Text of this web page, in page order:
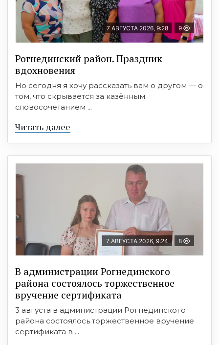
7 АВГУСТА 2026, 9:28 9
Рогнединский район. Праздник
вдохновения
Но сегодня я хочу рассказать вам о другом — о
том, что скрывается за казённым
словосочетанием ...
Читать далее
7 АВГУСТА 2026, 9:24 8
В администрации Рогнединского
района состоялось торжественное
вручение сертификата
3 августа в администрации Рогнединского
района состоялось торжественное вручение
сертификата в ...